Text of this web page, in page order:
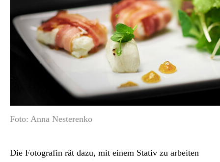
Foto: Anna Nesterenko
Die Fotografin rät dazu, mit einem Stativ zu arbeiten